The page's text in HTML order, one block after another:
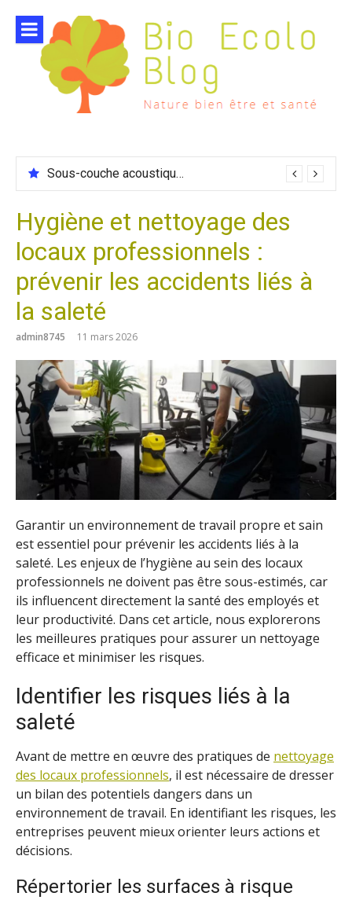
contenu
Sous-couche acoustique compatible chauffage sol
Hygiène et nettoyage des
locaux professionnels :
prévenir les accidents liés à
la saleté
admin8745 11 mars 2026
Garantir un environnement de travail propre et sain
est essentiel pour prévenir les accidents liés à la
saleté. Les enjeux de l’hygiène au sein des locaux
professionnels ne doivent pas être sous-estimés, car
ils influencent directement la santé des employés et
leur productivité. Dans cet article, nous explorerons
les meilleures pratiques pour assurer un nettoyage
efficace et minimiser les risques.
Identifier les risques liés à la
saleté
Avant de mettre en œuvre des pratiques de nettoyage
des locaux professionnels, il est nécessaire de dresser
un bilan des potentiels dangers dans un
environnement de travail. En identifiant les risques, les
entreprises peuvent mieux orienter leurs actions et
décisions.
Répertorier les surfaces à risque